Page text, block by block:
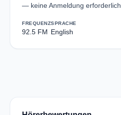
— keine Anmeldung erforderlich.
FREQUENZ
92.5 FM
SPRACHE
English